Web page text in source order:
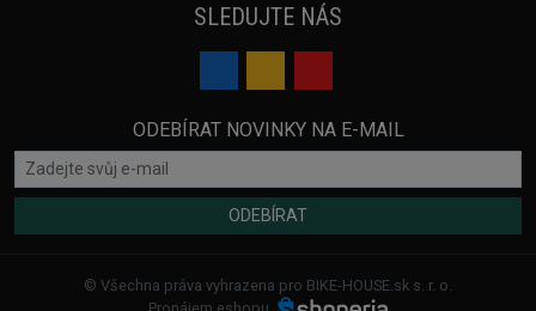
SLEDUJTE NÁS
ODEBÍRAT NOVINKY NA E-MAIL
ODEBÍRAT
© Všechna práva vyhrazena pro BIKE-HOUSE.sk s. r. o.